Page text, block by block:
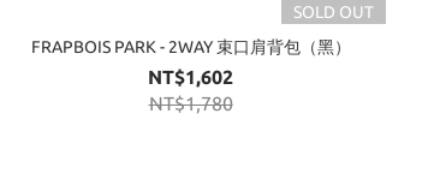
SOLD OUT
FRAPBOIS PARK - 2WAY 束口肩背包（黑）
NT$1,602
NT$1,780